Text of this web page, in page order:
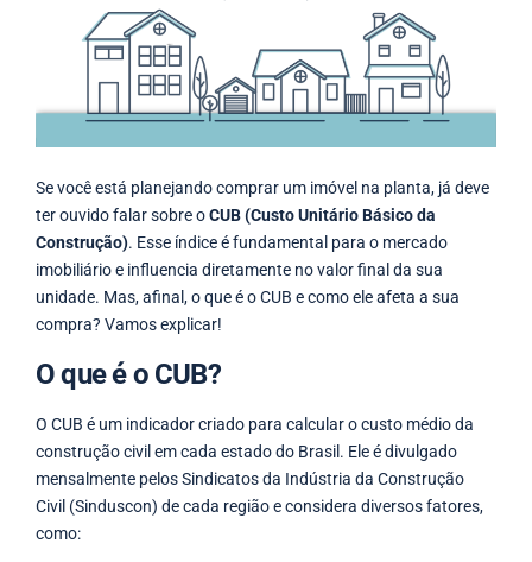
Se você está planejando comprar um imóvel na planta, já deve
ter ouvido falar sobre oCUB (Custo Unitário Básico da
Construção). Esse índice é fundamental para o mercado
imobiliário e influencia diretamente no valor final da sua
unidade. Mas, afinal, o que é o CUB e como ele afeta a sua
compra? Vamos explicar!
O que é o CUB?
O CUB é um indicador criado para calcular o custo médio da
construção civil em cada estado do Brasil. Ele é divulgado
mensalmente pelos Sindicatos da Indústria da Construção
Civil (Sinduscon) de cada região e considera diversos fatores,
como: